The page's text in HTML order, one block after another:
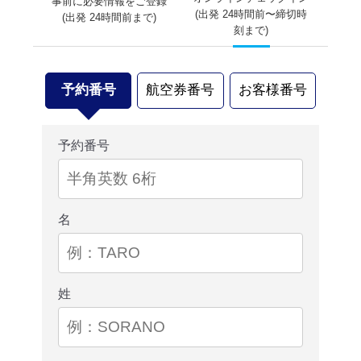
(出発 24時間前まで)
(出発 24時間前〜締切時
刻まで)
予約番号 航空券番号 お客様番号
予約番号
名
姓